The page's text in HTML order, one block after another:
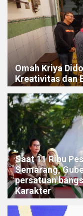
Omah Kriya
Kreativitas dan
Saat 11 Ribu
Semarang,
persatuan
Karakter